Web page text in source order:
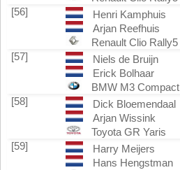
[56]
Henri Kamphuis
Arjan Reefhuis
Renault Clio Rally5
[57]
Niels de Bruijn
Erick Bolhaar
BMW M3 Compact
[58]
Dick Bloemendaal
Arjan Wissink
Toyota GR Yaris
[59]
Harry Meijers
Hans Hengstman